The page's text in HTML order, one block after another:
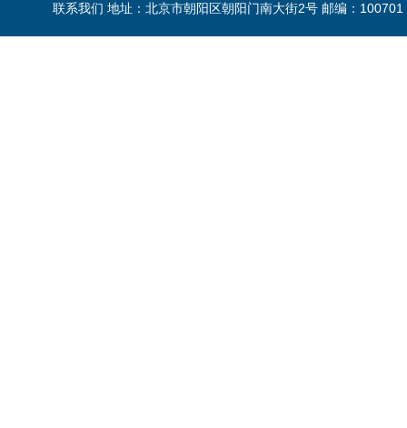
联系我们 地址：北京市朝阳区朝阳门南大街2号 邮编：